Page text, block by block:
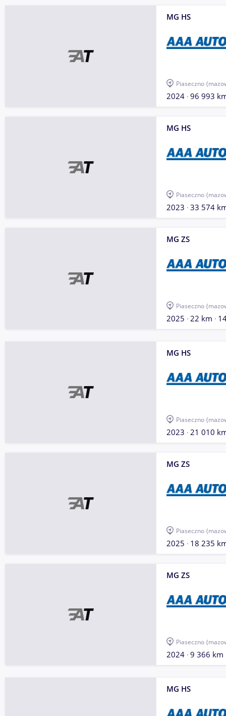
MG HS
Piaseczno
2024 96 993
MG HS
Piaseczno
2023 33 574
MG ZS
Piaseczno
2025 22 km
MG HS
Piaseczno
2023 21 010
MG ZS
Piaseczno
2025 18 235
MG ZS
Piaseczno
2024 9 366 km
MG HS